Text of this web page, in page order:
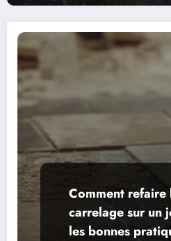
Comment
carrelage sur un
les bonnes